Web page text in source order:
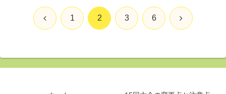
前 1 2 3 6 次